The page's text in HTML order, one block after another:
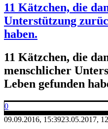
11 Kätzchen, die
Unterstützung
haben.
11 Kätzchen, die
menschlicher
Leben gefunden
0
09.09.2016, 15:3923.05.2017,